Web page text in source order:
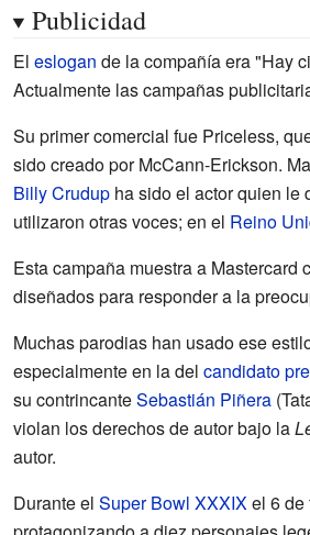
Publicidad
El eslogan de la compañía era "Hay
Actualmente las campañas
Su primer comercial fue Priceless,
sido creado porMcCann-Erickson.
Billy Crudupha sido el actor quien le
utilizaron otras voces; en el Reino
Esta campaña muestra a
diseñados para responder a la
Muchas parodias han usado ese
especialmente en la del candidato
su contrincanteSebastián Piñera
violan los derechos de autor bajo la
autor.
Durante el Super Bowl XXXIX el 6 de